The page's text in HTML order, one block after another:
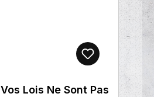
Lois Ne Sont Pas